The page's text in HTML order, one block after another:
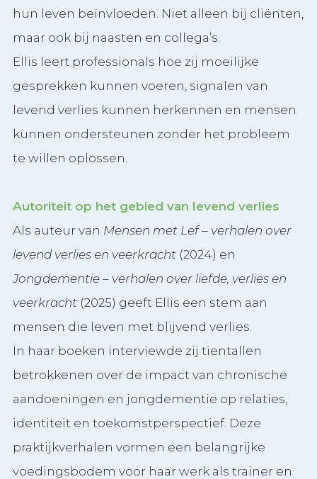
hun leven beïnvloeden. Niet alleen bij cliënten,
maar ook bij naasten en collega’s.
Ellis leert professionals hoe zij moeilijke
gesprekken kunnen voeren, signalen van
levend verlies kunnen herkennen en mensen
kunnen ondersteunen zonder het probleem
te willen oplossen.
Autoriteit op het gebied van levend verlies
Als auteur van Mensen met Lef – verhalen over
levend verlies en veerkracht(2024) en
Jongdementie – verhalen over liefde, verlies en
veerkracht(2025) geeft Ellis een stem aan
mensen die leven met blijvend verlies.
In haar boeken interviewde zij tientallen
betrokkenen over de impact van chronische
aandoeningen en jongdementie op relaties,
identiteit en toekomstperspectief. Deze
praktijkverhalen vormen een belangrijke
voedingsbodem voor haar werk als trainer en